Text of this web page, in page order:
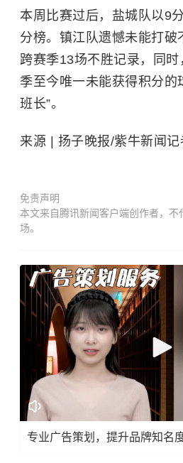
本周比赛过后，盐城队以9
分榜。镇江队遗憾未能打破
跨赛季13场不胜记录，同
季至今唯一未能获得积分的
班长”。
来源 | 扬子晚报/紫牛新闻
免责声明
本文来自腾讯新闻客户端创作者，不
场。
专业广告策划，提升品牌知名